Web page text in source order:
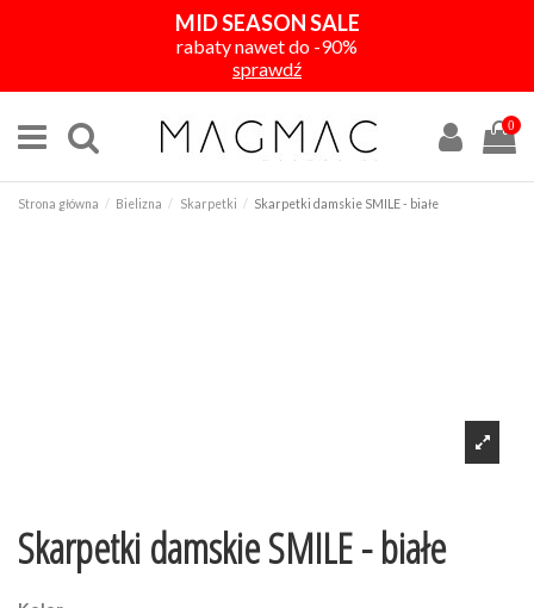
MID SEASON SALE
rabaty nawet do -90%
sprawdź
0
Strona główna Bielizna Skarpetki Skarpetki damskie SMILE - białe
Skarpetki damskie SMILE - białe